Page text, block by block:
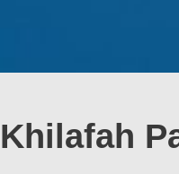
Khilafah